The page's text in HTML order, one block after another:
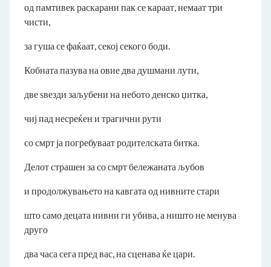
од памтивек раскарани пак се караат, немаат три
чисти,
за гуша се фаќаат, секој секого боди.
Кобната пазува на овие два душмани лути,
две ѕвезди заљубени на небото денско џитка,
чиј пад несреќен и трагични рути
со смрт ја погребуваат родителската битка.
Делот страшен за со смрт бележаната љубов
и продолжувањето на кавгата од нивните стари
што само децата нивни ги убива, а ништо не менува
друго
два часа сега пред вас, на сценава ќе цари.